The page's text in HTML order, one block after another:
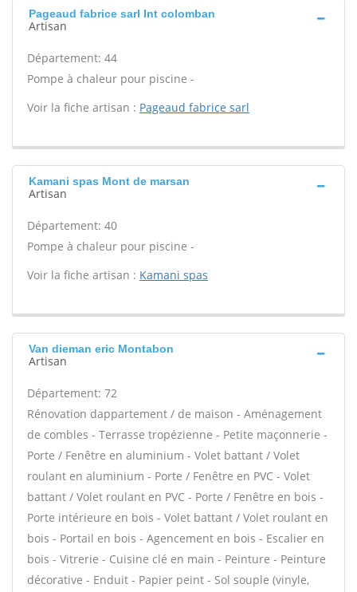
Pageaud fabrice sarl Int colomban
Artisan
Département: 44
Pompe à chaleur pour piscine -
Voir la fiche artisan : Pageaud fabrice sarl
Kamani spas Mont de marsan
Artisan
Département: 40
Pompe à chaleur pour piscine -
Voir la fiche artisan : Kamani spas
Van dieman eric Montabon
Artisan
Département: 72
Rénovation dappartement / de maison - Aménagement
de combles - Terrasse tropézienne - Petite maçonnerie -
Porte / Fenêtre en aluminium - Volet battant / Volet
roulant en aluminium - Porte / Fenêtre en PVC - Volet
battant / Volet roulant en PVC - Porte / Fenêtre en bois -
Porte intérieure en bois - Volet battant / Volet roulant en
bois - Portail en bois - Agencement en bois - Escalier en
bois - Vitrerie - Cuisine clé en main - Peinture - Peinture
décorative - Enduit - Papier peint - Sol souple (vinyle,